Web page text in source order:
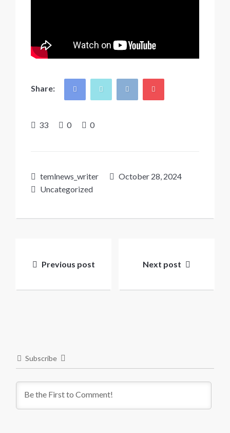
Share:
33 0 0
temlnews_writer
October 28, 2024
Uncategorized
navigation
Previous post Next post
Subscribe